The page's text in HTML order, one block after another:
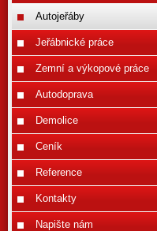
Autojeřáby
Jeřábnické práce
Zemní a výkopové práce
Autodoprava
Demolice
Ceník
Reference
Kontakty
Napište nám